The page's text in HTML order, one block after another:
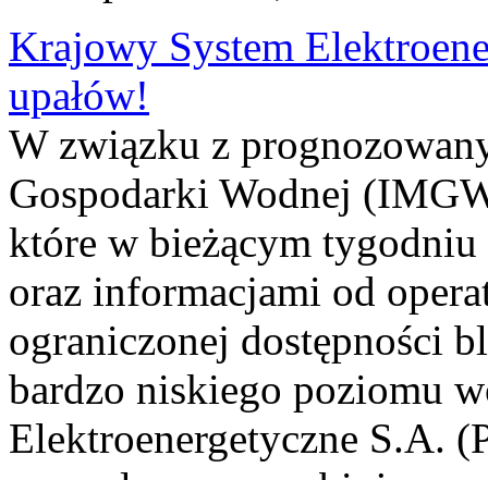
Krajowy System
upałów!
W związku z
Gospodarki Wodnej
które w bieżącym tygodniu
oraz informacjami od
ograniczonej dostępności
bardzo niskiego poziomu
Elektroenergetyczne S.A.